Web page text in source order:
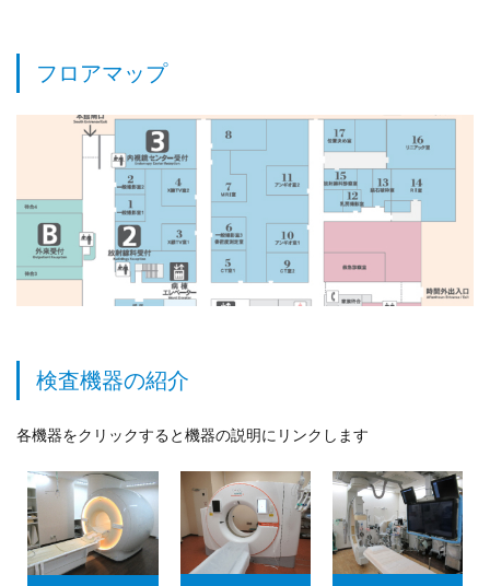
フロアマップ
検査機器の紹介
各機器をクリックすると機器の説明にリンクします